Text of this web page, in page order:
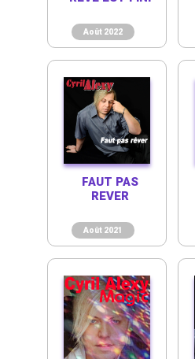
Août 2022
Août 2021
FAUT PAS
REVER